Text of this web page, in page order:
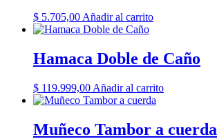
$ 5.705,00 Añadir al carrito
Hamaca Doble de Caño
$ 119.999,00 Añadir al carrito
Muñeco Tambor a cuerda